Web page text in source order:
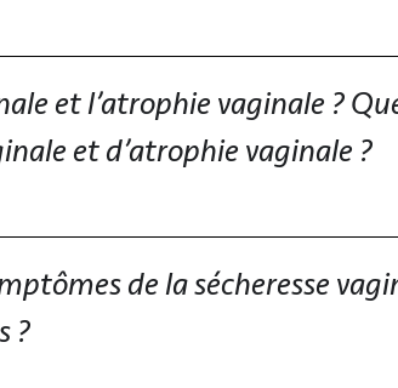
et l’atrophie vaginale ?
et d’atrophie vaginale ?
de la sécheresse
?